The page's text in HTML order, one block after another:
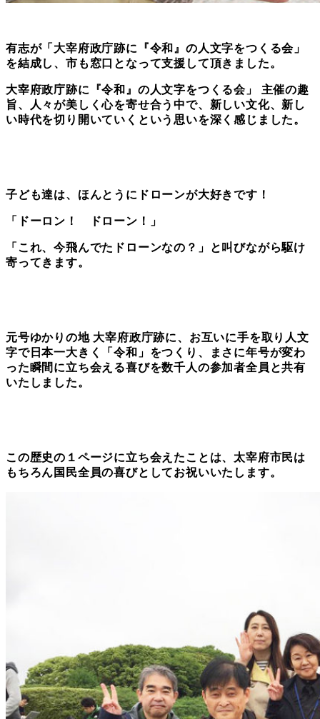
有志が「 大宰府政庁跡に『令和』の人文字をつくる会」
を結成し、市も窓口となって支援して頂きました。
大宰府政庁跡に『令和』の人文字をつくる会」
主催の趣
旨、人々が美しく心を寄せ合う中で、新しい文化、新し
い時代を切り開いていくという思いを深く感じました。
子ども達は、ほんとうにドローンが大好きです！
「ドーロン！ ドローン！」
「これ、今飛んでたドローンなの？」と叫びながら駆け
寄ってきます。
元号ゆかりの地 大宰府政庁跡に、お互いに手を取り人文
字で日本一大きく「令和」をつくり、まさに年号が変わ
った瞬間に立ち会える喜びを数千人の参加者全員と共有
いたしました。
この歴史の１ページに立ち会えたことは、太宰府市民は
もちろん国民全員の喜びとしてお祝いいたします。